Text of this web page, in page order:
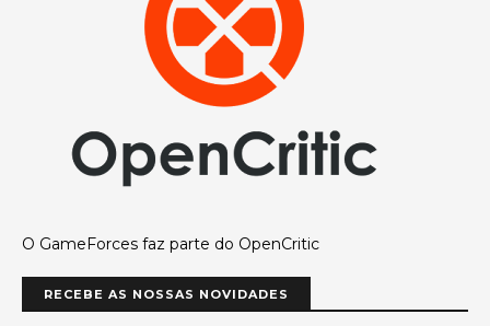
O GameForces faz parte do OpenCritic
RECEBE AS NOSSAS NOVIDADES